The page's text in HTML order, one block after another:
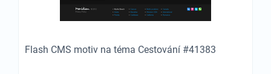
Flash CMS motiv na téma Cestování #41383